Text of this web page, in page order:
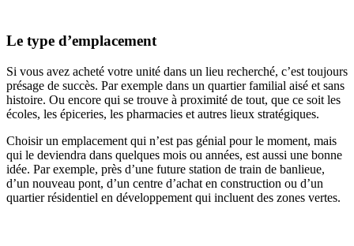
Le type d’emplacement
Si vous avez acheté votre unité dans un lieu recherché, c’est toujours
présage de succès. Par exemple dans un quartier familial aisé et sans
histoire. Ou encore qui se trouve à proximité de tout, que ce soit les
écoles, les épiceries, les pharmacies et autres lieux stratégiques.
Choisir un emplacement qui n’est pas génial pour le moment, mais
qui le deviendra dans quelques mois ou années, est aussi une bonne
idée. Par exemple, près d’une future station de train de banlieue,
d’un nouveau pont, d’un centre d’achat en construction ou d’un
quartier résidentiel en développement qui incluent des zones vertes.